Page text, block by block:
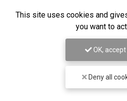
This site uses cookies and
you want to
OK, accept
Deny all